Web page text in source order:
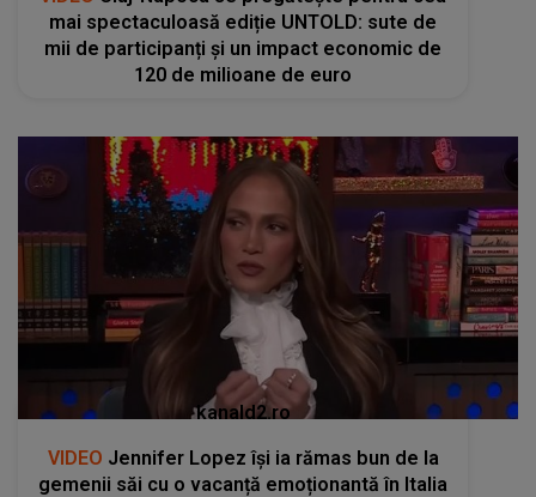
mai spectaculoasă ediție UNTOLD: sute de
mii de participanți și un impact economic de
120 de milioane de euro
kanald2.ro
VIDEO Jennifer Lopez își ia rămas bun de la
gemenii săi cu o vacanță emoționantă în Italia